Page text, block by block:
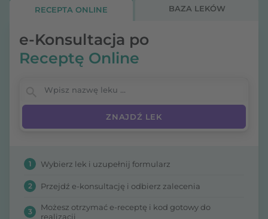
Klasyfikacji Chorób i Problemów Zdrowotnych ICD-
się trzema cechami:
RECEPTA ONLINE BAZA LEKÓW
e-Konsultacja po
Receptę Online
Wpisz nazwę leku
1 Wybierz lek i uzupełnij formularz
2 Przejdź e-konsultację i odbierz zalecenia
3
Możesz otrzymać e-receptę i kod gotowy do
realizacji